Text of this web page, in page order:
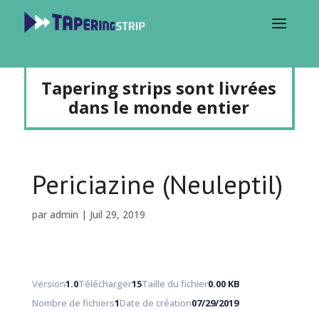
Tapering strips sont livrées
dans le monde entier
Periciazine (Neuleptil)
par admin | Juil 29, 2019
Version1.0Télécharger15Taille du fichier0.00 KB
Nombre de fichiers1Date de création07/29/2019